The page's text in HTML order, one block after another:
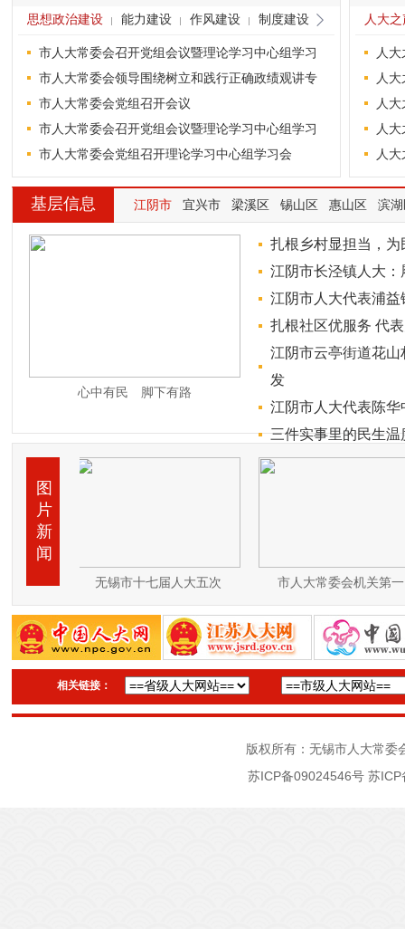
思想政治建设 能力建设 作风建设 制度建设 财政
市人大常委会召开党组会议暨理论学习中心组学习
市人大常委会领导围绕树立和践行正确政绩观讲专
市人大常委会党组召开会议
市人大常委会召开党组会议暨理论学习中心组学习
市人大常委会党组召开理论学习中心组学习会
人大
人
人
人
人
人
基层信息 江阴市 宜兴市 梁溪区 锡山区 惠山区 滨
心中有民 脚下有路
扎根乡村显担当，为
江阴市长泾镇人大：
江阴市人大代表浦
扎根社区优服务 代
江阴市云亭街道花山
发
江阴市人大代表陈华
三件实事里的民生温
图
片
新
闻
无锡市十七届人大五次 市人大常委会机关第一
相关链接：
版权所有：无锡市人大常
苏ICP备09024546号 苏ICP